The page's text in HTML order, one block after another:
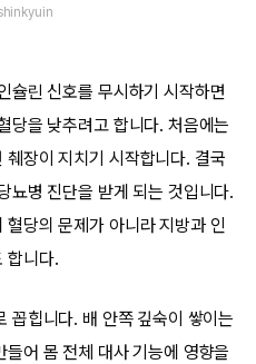
슐린 신호를 무시하기 시작하면
당을 낮추려고 합니다. 처음에는
장이 지치기 시작합니다. 결국
뇨병 진단을 받게 되는 것입니다.
당의 문제가 아니라 지방과 인
합니다.
꼽힙니다. 배 안쪽 깊숙이 쌓이는
어 몸 전체 대사 기능에 영향을